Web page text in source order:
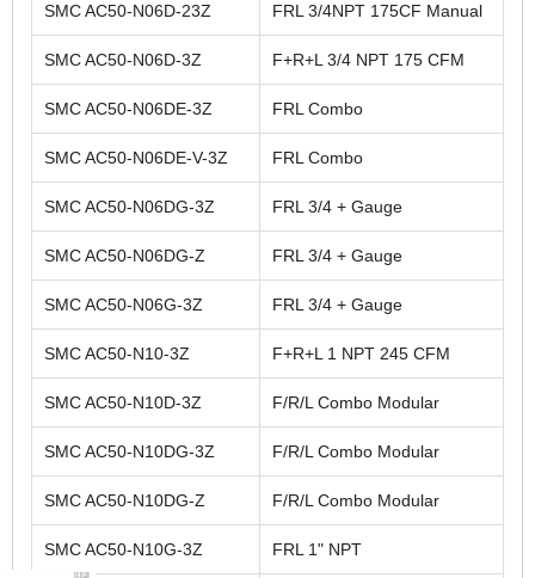
SMC AC50-N06D-23Z FRL 3/4NPT 175CF Manual
SMC AC50-N06D-3Z F+R+L 3/4 NPT 175 CFM
SMC AC50-N06DE-3Z FRL Combo
SMC AC50-N06DE-V-3Z FRL Combo
SMC AC50-N06DG-3Z FRL 3/4 + Gauge
SMC AC50-N06DG-Z FRL 3/4 + Gauge
SMC AC50-N06G-3Z FRL 3/4 + Gauge
SMC AC50-N10-3Z F+R+L 1 NPT 245 CFM
SMC AC50-N10D-3Z F/R/L Combo Modular
SMC AC50-N10DG-3Z F/R/L Combo Modular
SMC AC50-N10DG-Z F/R/L Combo Modular
SMC AC50-N10G-3Z FRL 1" NPT